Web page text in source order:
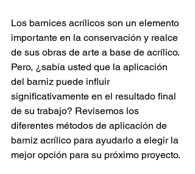
Los barnices acrílicos son un elemento
importante en la conservación y realce
de sus obras de arte a base de acrílico.
Pero, ¿sabía usted que la aplicación
del barniz puede influir
significativamente en el resultado final
de su trabajo? Revisemos los
diferentes métodos de aplicación de
barniz acrílico para ayudarlo a elegir la
mejor opción para su próximo proyecto.